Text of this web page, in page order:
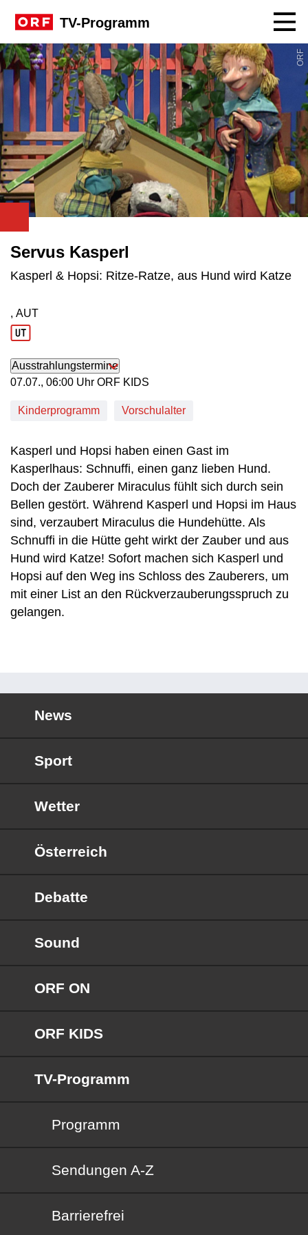
TV-Programm
ORF
Servus Kasperl
Kasperl & Hopsi: Ritze-Ratze, aus Hund wird Katze
Produktionsland: AUT
, AUT
Ausstrahlungstermine
07. Juli, 06:00 Uhr in ORF KIDS
07.07., 06:00 Uhr ORF KIDS
Kinderprogramm Vorschulalter
Kasperl und Hopsi haben einen Gast im
Kasperlhaus: Schnuffi, einen ganz lieben Hund.
Doch der Zauberer Miraculus fühlt sich durch sein
Bellen gestört. Während Kasperl und Hopsi im Haus
sind, verzaubert Miraculus die Hundehütte. Als
Schnuffi in die Hütte geht wirkt der Zauber und aus
Hund wird Katze! Sofort machen sich Kasperl und
Hopsi auf den Weg ins Schloss des Zauberers, um
mit einer List an den Rückverzauberungsspruch zu
gelangen.
News
Sport
Wetter
Österreich
Debatte
Sound
ORF ON
ORF KIDS
TV-Programm
Programm
Sendungen von A bis Z
Sendungen A-Z
Barrierefrei
Barrierefrei